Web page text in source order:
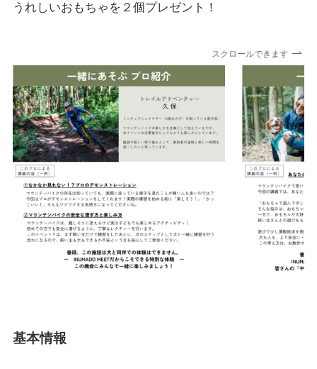
うれしいおもちゃを２個プレゼント！
スクロールできます
基本情報